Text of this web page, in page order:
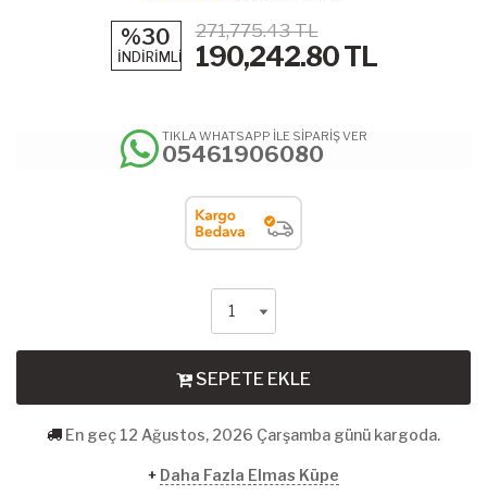
%30
İNDİRİMLİ
271,775.43 TL
190,242.80TL
TIKLA WHATSAPP İLE SİPARİŞ VER
05461906080
SEPETE EKLE
En geç 12 Ağustos, 2026 Çarşamba günü kargoda.
+ Daha Fazla Elmas Küpe